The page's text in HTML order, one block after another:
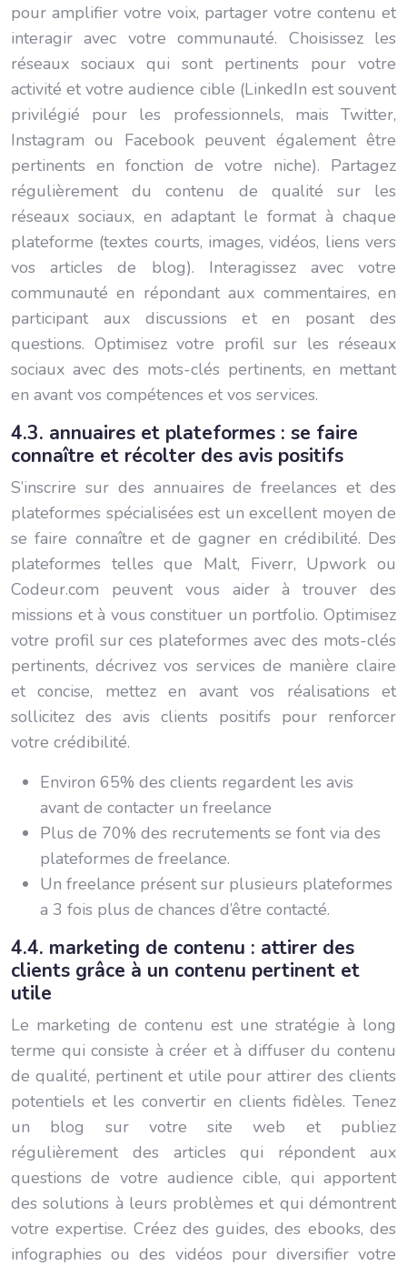
pour amplifier votre voix, partager votre contenu et
interagir avec votre communauté. Choisissez les
réseaux sociaux qui sont pertinents pour votre
activité et votre audience cible (LinkedIn est souvent
privilégié pour les professionnels, mais Twitter,
Instagram ou Facebook peuvent également être
pertinents en fonction de votre niche). Partagez
régulièrement du contenu de qualité sur les
réseaux sociaux, en adaptant le format à chaque
plateforme (textes courts, images, vidéos, liens vers
vos articles de blog). Interagissez avec votre
communauté en répondant aux commentaires, en
participant aux discussions et en posant des
questions. Optimisez votre profil sur les réseaux
sociaux avec des mots-clés pertinents, en mettant
en avant vos compétences et vos services.
4.3. annuaires et plateformes : se faire
connaître et récolter des avis positifs
S’inscrire sur des annuaires de freelances et des
plateformes spécialisées est un excellent moyen de
se faire connaître et de gagner en crédibilité. Des
plateformes telles que Malt, Fiverr, Upwork ou
Codeur.com peuvent vous aider à trouver des
missions et à vous constituer un portfolio. Optimisez
votre profil sur ces plateformes avec des mots-clés
pertinents, décrivez vos services de manière claire
et concise, mettez en avant vos réalisations et
sollicitez des avis clients positifs pour renforcer
votre crédibilité.
Environ 65% des clients regardent les avis
avant de contacter un freelance
Plus de 70% des recrutements se font via des
plateformes de freelance.
Un freelance présent sur plusieurs plateformes
a 3 fois plus de chances d’être contacté.
4.4. marketing de contenu : attirer des
clients grâce à un contenu pertinent et
utile
Le marketing de contenu est une stratégie à long
terme qui consiste à créer et à diffuser du contenu
de qualité, pertinent et utile pour attirer des clients
potentiels et les convertir en clients fidèles. Tenez
un blog sur votre site web et publiez
régulièrement des articles qui répondent aux
questions de votre audience cible, qui apportent
des solutions à leurs problèmes et qui démontrent
votre expertise. Créez des guides, des ebooks, des
infographies ou des vidéos pour diversifier votre